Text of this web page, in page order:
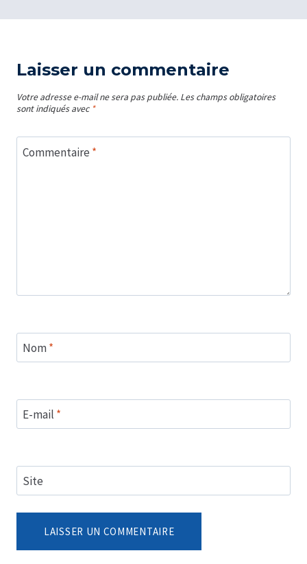
Laisser un commentaire
Votre adresse e-mail ne sera pas publiée. Les champs obligatoires
sont indiqués avec *
Commentaire *
Nom*
E-mail *
Site